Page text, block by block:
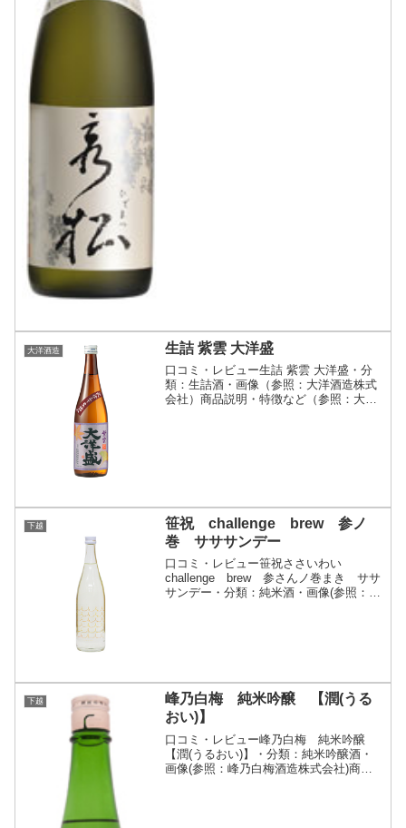
大洋酒造 生詰 紫雲 大洋盛
口コミ・レビュー生詰 紫雲 大洋盛・分
類：生詰酒・画像（参照：大洋酒造株式
会社）商品説明・特徴など（参照：大洋
下越
笹祝 challenge brew 参ノ
巻 サササンデー
口コミ・レビュー笹祝ささいわい
challenge brew 参さんノ巻まき ササ
サンデー・分類：純米酒・画像(参照：笹
下越
峰乃白梅 純米吟醸 【潤(うる
おい)】
口コミ・レビュー峰乃白梅 純米吟醸
【潤(うるおい)】・分類：純米吟醸酒・
画像(参照：峰乃白梅酒造株式会社)商品